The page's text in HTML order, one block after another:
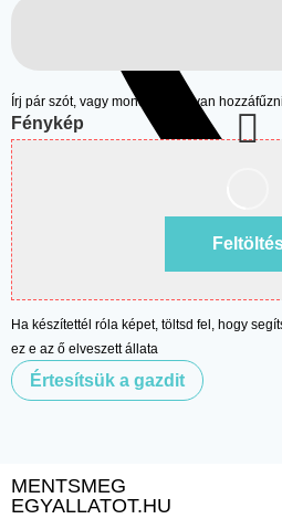
Írj pár szót, vagy mondatot, ha van
Fénykép
Ha készítettél róla képet, töltsd fel, hogy
ez e az ő elveszett állata
Értesítsük a gazdit
MENTSMEG
EGYALLATOT.HU